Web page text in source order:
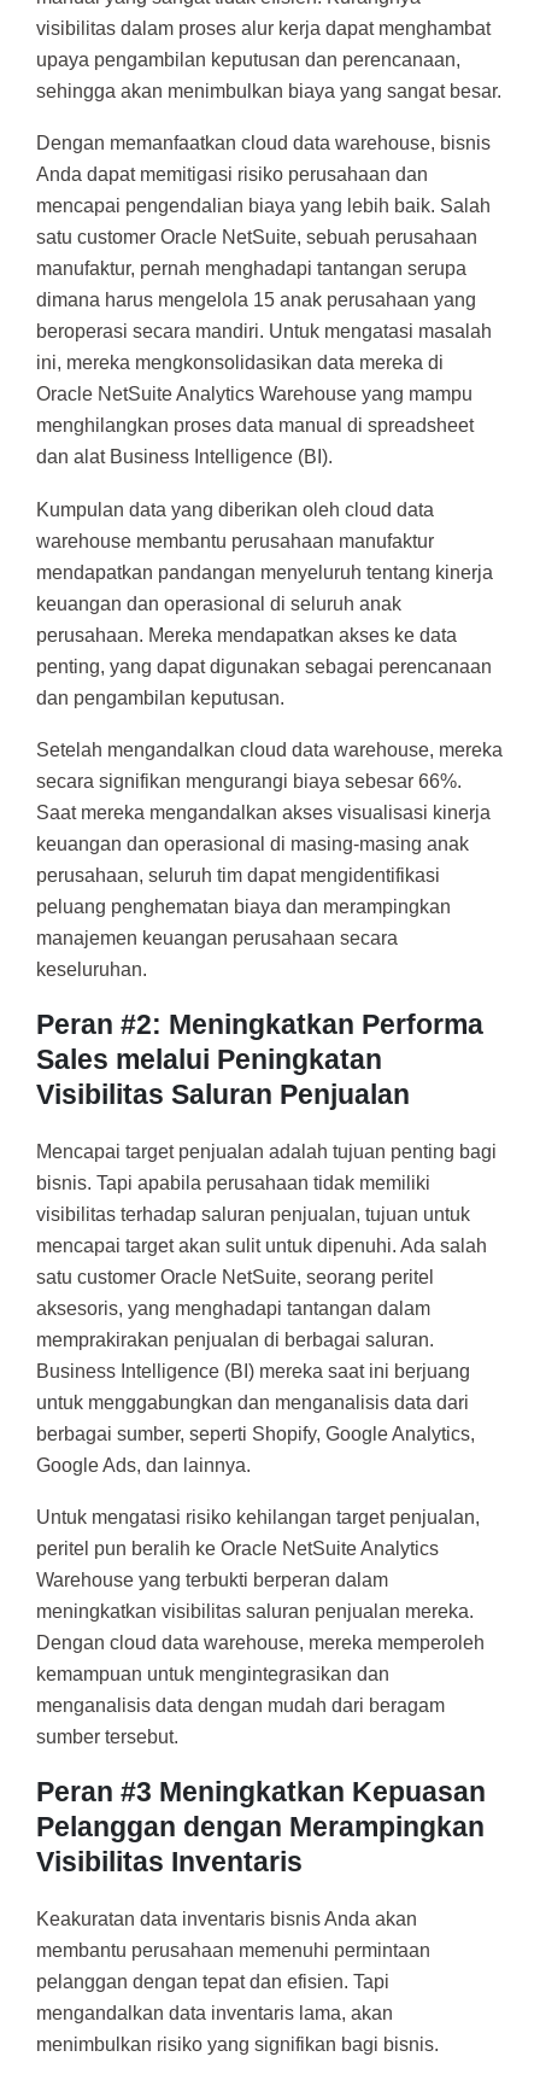
visibilitas dalam proses alur kerja dapat menghambat
upaya pengambilan keputusan dan perencanaan,
sehingga akan menimbulkan biaya yang sangat besar.
Dengan memanfaatkan cloud data warehouse, bisnis
Anda dapat memitigasi risiko perusahaan dan
mencapai pengendalian biaya yang lebih baik. Salah
satu customer Oracle NetSuite, sebuah perusahaan
manufaktur, pernah menghadapi tantangan serupa
dimana harus mengelola 15 anak perusahaan yang
beroperasi secara mandiri. Untuk mengatasi masalah
ini, mereka mengkonsolidasikan data mereka di
Oracle NetSuite Analytics Warehouse yang mampu
menghilangkan proses data manual di spreadsheet
dan alat Business Intelligence (BI).
Kumpulan data yang diberikan oleh cloud data
warehouse membantu perusahaan manufaktur
mendapatkan pandangan menyeluruh tentang kinerja
keuangan dan operasional di seluruh anak
perusahaan. Mereka mendapatkan akses ke data
penting, yang dapat digunakan sebagai perencanaan
dan pengambilan keputusan.
Setelah mengandalkan cloud data warehouse, mereka
secara signifikan mengurangi biaya sebesar 66%.
Saat mereka mengandalkan akses visualisasi kinerja
keuangan dan operasional di masing-masing anak
perusahaan, seluruh tim dapat mengidentifikasi
peluang penghematan biaya dan merampingkan
manajemen keuangan perusahaan secara
keseluruhan.
Peran #2: Meningkatkan Performa
Sales melalui Peningkatan
Visibilitas Saluran Penjualan
Mencapai target penjualan adalah tujuan penting bagi
bisnis. Tapi apabila perusahaan tidak memiliki
visibilitas terhadap saluran penjualan, tujuan untuk
mencapai target akan sulit untuk dipenuhi. Ada salah
satu customer Oracle NetSuite, seorang peritel
aksesoris, yang menghadapi tantangan dalam
memprakirakan penjualan di berbagai saluran.
Business Intelligence (BI) mereka saat ini berjuang
untuk menggabungkan dan menganalisis data dari
berbagai sumber, seperti Shopify, Google Analytics,
Google Ads, dan lainnya.
Untuk mengatasi risiko kehilangan target penjualan,
peritel pun beralih ke Oracle NetSuite Analytics
Warehouse yang terbukti berperan dalam
meningkatkan visibilitas saluran penjualan mereka.
Dengan cloud data warehouse, mereka memperoleh
kemampuan untuk mengintegrasikan dan
menganalisis data dengan mudah dari beragam
sumber tersebut.
Peran #3 Meningkatkan Kepuasan
Pelanggan dengan Merampingkan
Visibilitas Inventaris
Keakuratan data inventaris bisnis Anda akan
membantu perusahaan memenuhi permintaan
pelanggan dengan tepat dan efisien. Tapi
mengandalkan data inventaris lama, akan
menimbulkan risiko yang signifikan bagi bisnis.